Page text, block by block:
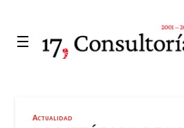
Actualidad